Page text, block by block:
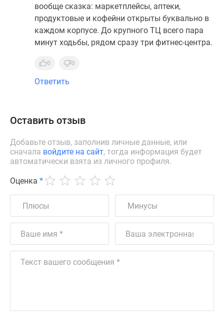
вообще сказка: маркетплейсы, аптеки,
продуктовые и кофейни открыты буквально в
каждом корпусе. До крупного ТЦ всего пара
минут ходьбы, рядом сразу три фитнес-центра.
0 0
Ответить
Оставить отзыв
Добавьте отзыв, заполнив личные данные, или
сначала войдите на сайт, тогда информация будет
автоматически взята из личного профиля.
Оценка *